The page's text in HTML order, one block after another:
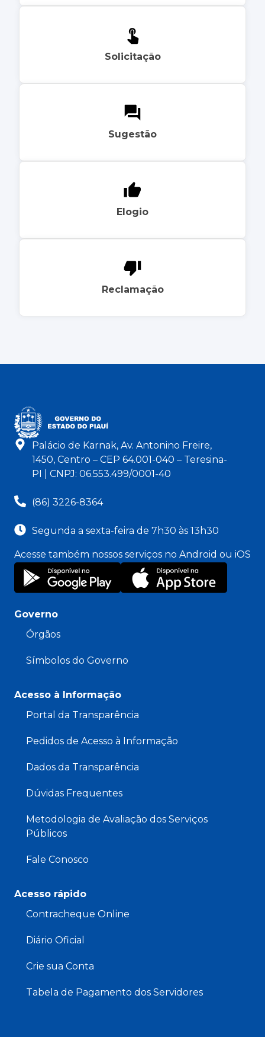
Solicitação
Sugestão
Elogio
Reclamação
Palácio de Karnak, Av. Antonino Freire,
1450, Centro – CEP 64.001-040 – Teresina-
PI | CNPJ: 06.553.499/0001-40
(86) 3226-8364
Segunda a sexta-feira de 7h30 às 13h30
Acesse também nossos serviços no Android ou iOS
Governo
Órgãos
Símbolos do Governo
Acesso à Informação
Portal da Transparência
Pedidos de Acesso à Informação
Dados da Transparência
Dúvidas Frequentes
Metodologia de Avaliação dos Serviços
Públicos
Fale Conosco
Acesso rápido
Contracheque Online
Diário Oficial
Crie sua Conta
Tabela de Pagamento dos Servidores